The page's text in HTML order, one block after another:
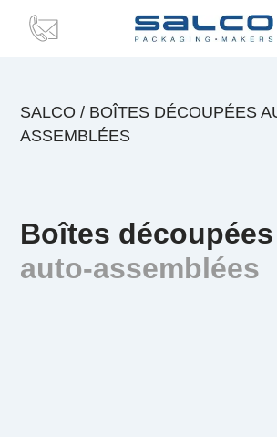
SALCO / BOÎTES DÉCOUPÉES
ASSEMBLÉES
Boîtes découpées
auto-assemblées